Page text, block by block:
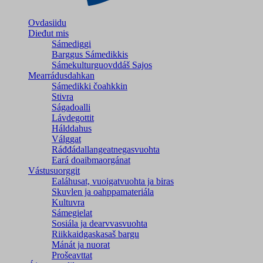
Ovdasiidu
Dieđut mis
Sámediggi
Barggus Sámedikkis
Sámekulturguovddáš Sajos
Mearrádusdahkan
Sámedikki čoahkkin
Stivra
Ságadoalli
Lávdegottit
Hálddahus
Válggat
Ráđđádallangeatnegas­vuohta
Eará doaibmaorgánat
Vástusuorggit
Ealáhusat, vuoigatvuohta ja biras
Skuvlen ja oahppamateriála
Kultuvra
Sámegielat
Sosiála ja dearvvasvuohta
Riikkaidgaskasaš bargu
Mánát ja nuorat
Prošeavttat